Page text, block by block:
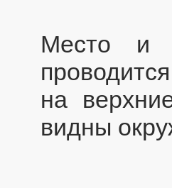
Место и
на
видны